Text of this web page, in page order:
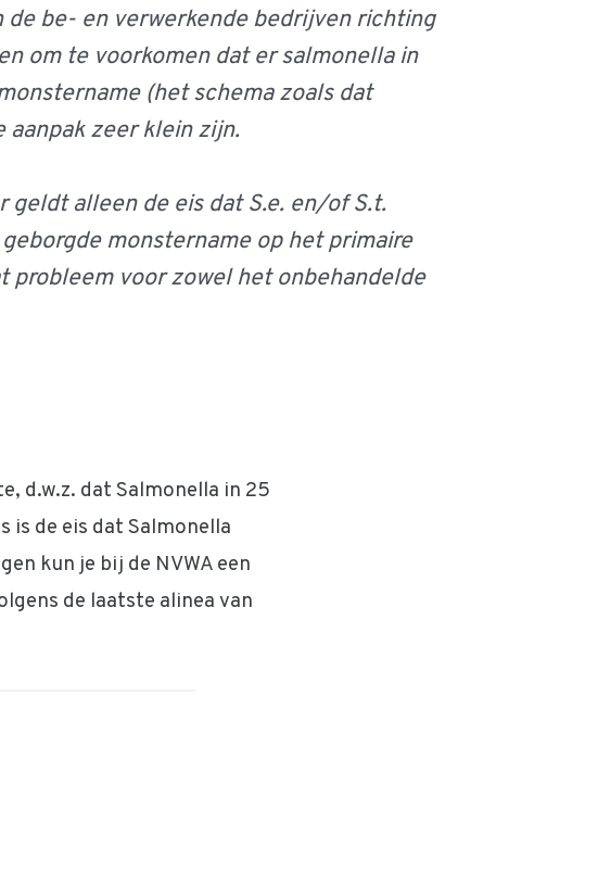
be- en verwerkende bedrijven richting
om te voorkomen dat er salmonella in
(het schema zoals dat
aanpak zeer klein zijn.
geldt alleen de eis dat S.e. en/of S.t.
monstername op het primaire
voor zowel het onbehandelde
d.w.z. dat Salmonella in 25
is de eis dat Salmonella
kun je bij de NVWA een
de laatste alinea van